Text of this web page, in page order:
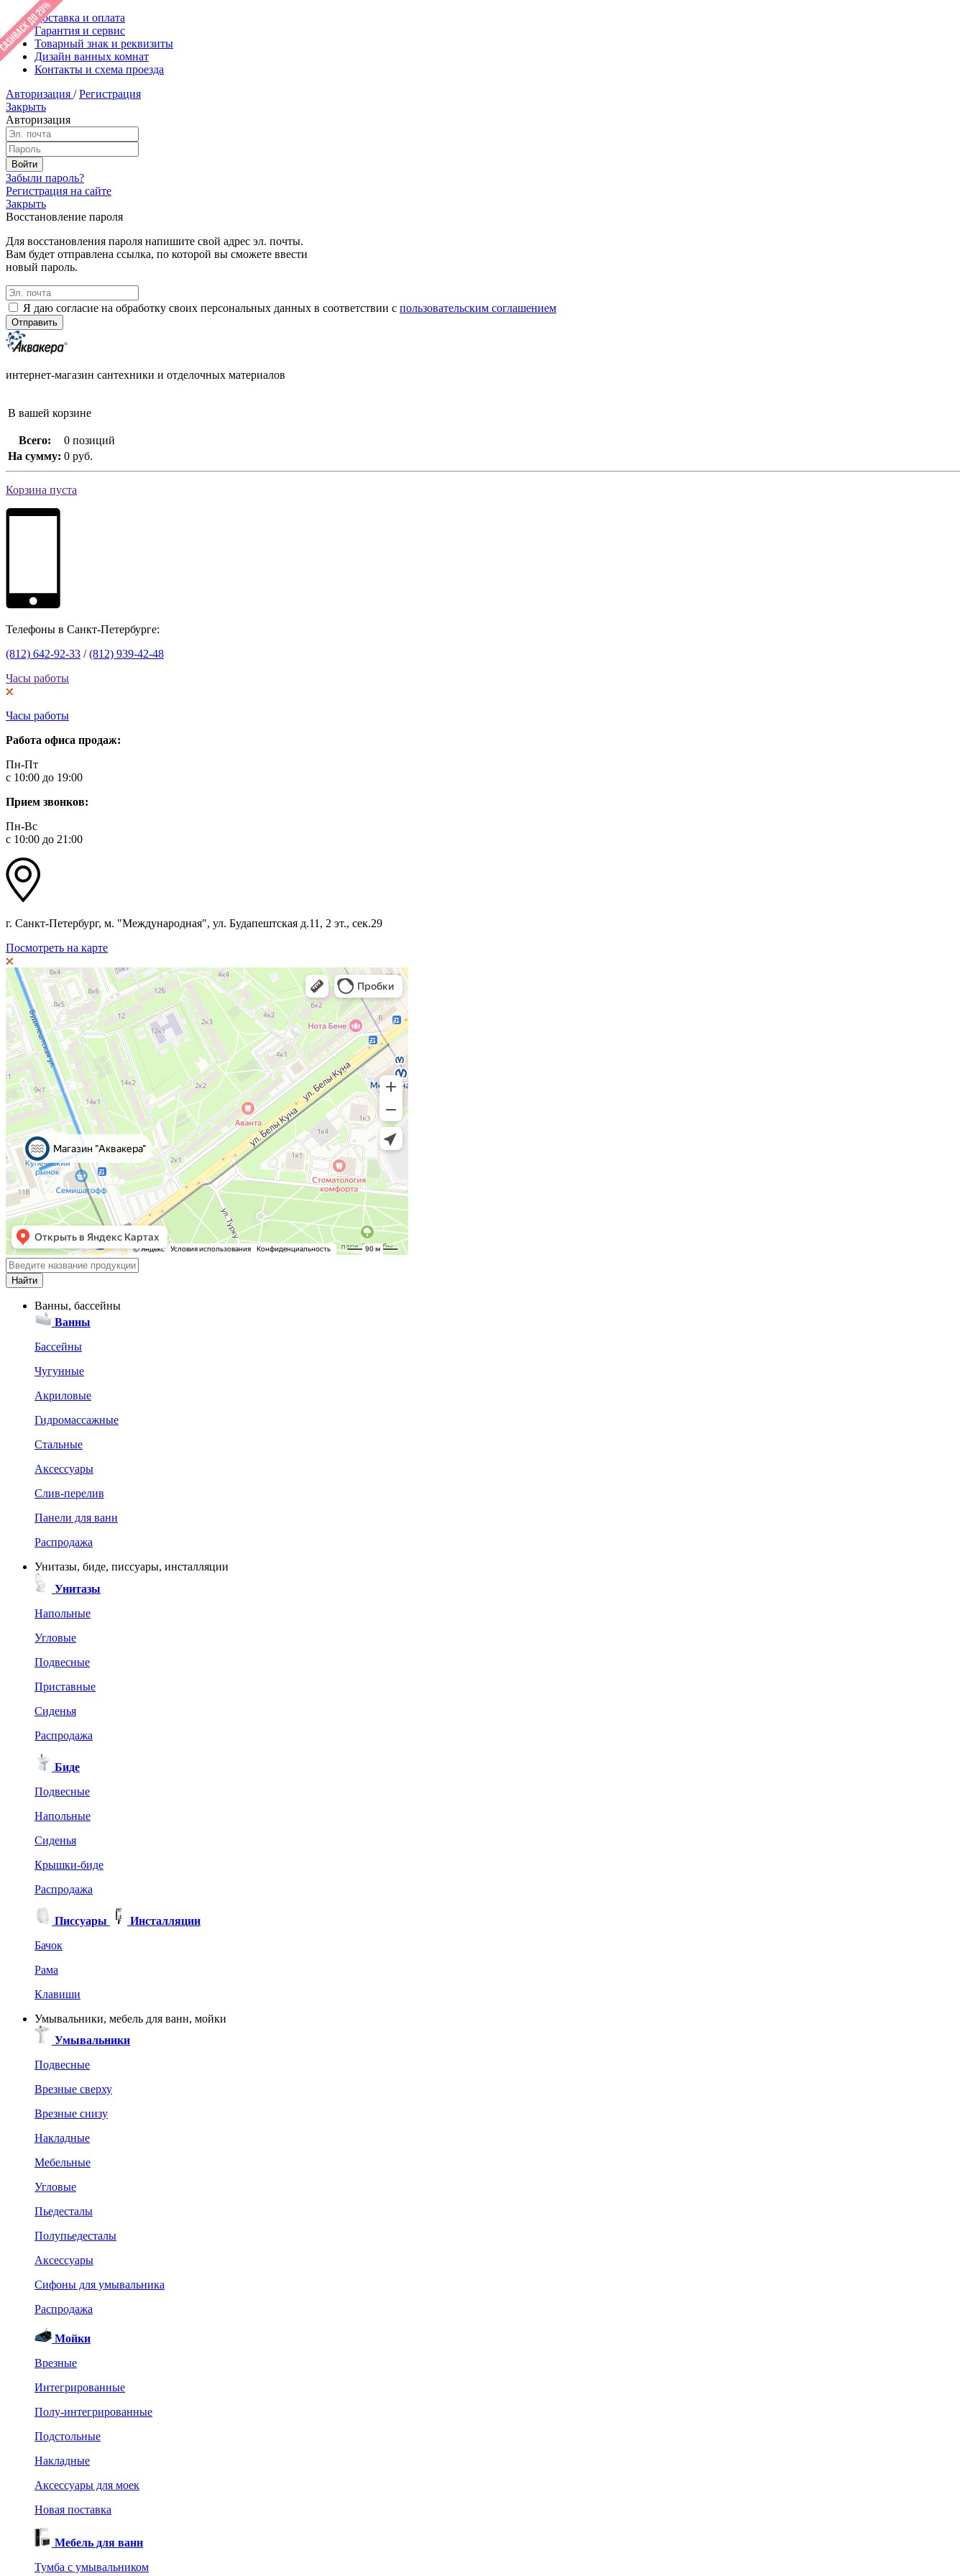
Доставка и оплата
Гарантия и сервис
Товарный знак и реквизиты
Дизайн ванных комнат
Контакты и схема проезда
Авторизация / Регистрация
Закрыть
Авторизация
Забыли пароль?
Регистрация на сайте
Закрыть
Восстановление пароля
Для восстановления пароля напишите свой адрес эл. почты.
Вам будет отправлена ссылка, по которой вы сможете ввести
новый пароль.
Я даю согласие на обработку своих персональных данных в соответствии с пользовательским соглашением
интернет-магазин сантехники и отделочных материалов
В вашей корзине
Всего:
0 позиций
На сумму: 0 руб.
Корзина пуста
Телефоны в Санкт-Петербурге:
(812) 642-92-33 /(812) 939-42-48
Часы работы
Часы работы
Работа офиса продаж:
Пн-Пт
с 10:00 до 19:00
Прием звонков:
Пн-Вс
с 10:00 до 21:00
г. Санкт-Петербург, м. "Международная", ул. Будапештская д.11, 2 эт., сек.29
Посмотреть на карте
Ванны, бассейны
Ванны
Бассейны
Чугунные
Акриловые
Гидромассажные
Стальные
Аксессуары
Слив-перелив
Панели для ванн
Распродажа
Унитазы, биде, писсуары, инсталляции
Унитазы
Напольные
Угловые
Подвесные
Приставные
Сиденья
Распродажа
Биде
Подвесные
Напольные
Сиденья
Крышки-биде
Распродажа
Писсуары
Инсталляции
Бачок
Рама
Клавиши
Умывальники, мебель для ванн, мойки
Умывальники
Подвесные
Врезные сверху
Врезные снизу
Накладные
Мебельные
Угловые
Пьедесталы
Полупьедесталы
Аксессуары
Сифоны для умывальника
Распродажа
Мойки
Врезные
Интегрированные
Полу-интегрированные
Подстольные
Накладные
Аксессуары для моек
Новая поставка
Мебель для ванн
Тумба с умывальником